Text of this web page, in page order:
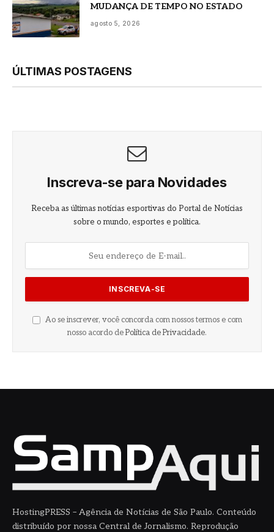
MUDANÇA DE TEMPO NO ESTADO
agosto 5, 2026
ÚLTIMAS POSTAGENS
Inscreva-se para Novidades
Receba as últimas notícias esportivas do Portal de Notícias
sobre o mundo, esportes e política.
Ao se inscrever, você concorda com nossos termos e com
nosso acordo de Política de Privacidade.
HostingPRESS – Agência de Notícias de São Paulo. Conteúdo
distribuído por nossa Central de Jornalismo. Reprodução